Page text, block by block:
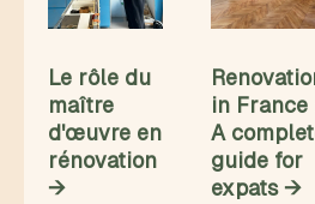
Le rôle du
maître
d'œuvre en
rénovation
→
in France
A
guide for
expats →